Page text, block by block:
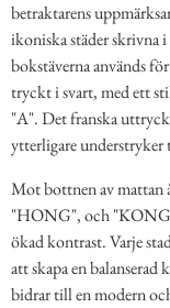
betraktarens
ikoniska städer skrivna
bokstäverna används
tryckt i svart, med ett
"A". Det franska
ytterligare understryker
Mot bottnen av
"HONG", och
ökad kontrast. Varje
att skapa en
bidrar till en modern